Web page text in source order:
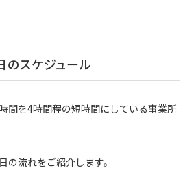
スケジュール
間を4時間程の短時間にしている事業所
の流れをご紹介します。